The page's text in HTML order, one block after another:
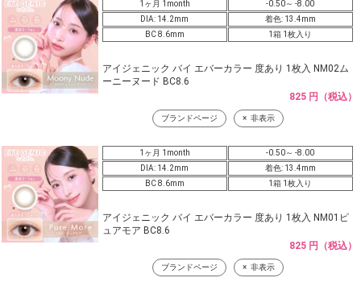
1ヶ月 1month
-0.50～ -8.00
DIA: 14.2mm
着色: 13.4mm
BC 8.6mm
1箱 1枚入り
アイジェニック バイ エバーカラー 度あり 1枚入 NM02ム
ーニーヌード BC8.6
825 円（税込）
ブランドページ 非表示
1ヶ月 1month
-0.50～ -8.00
DIA: 14.2mm
着色: 13.4mm
BC 8.6mm
1箱 1枚入り
アイジェニック バイ エバーカラー 度あり 1枚入 NM01ピ
ュアモア BC8.6
825 円（税込）
ブランドページ 非表示